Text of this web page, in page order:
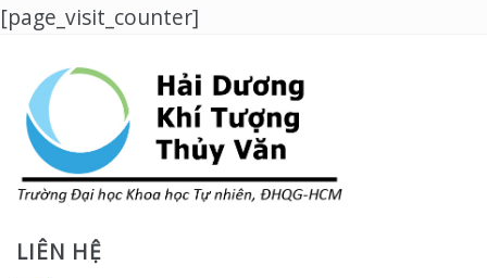
[page_visit_counter]
LIÊN HỆ